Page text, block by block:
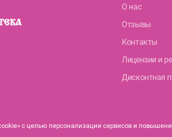
О нас
Отзывы
Контакты
Лицензии и
Дисконтная
с целью персонализации сервисов и